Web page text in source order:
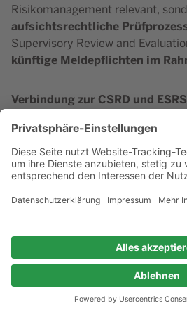
Risikomanagement relevant,
aufsichtsrechtliche
Supervisory Review and
künftige Meldepflichten im
Verbindung zur CSRD und ESRS
Die EBA hebt hervor, dass ihre
kohärent mit der CSRD und
wurden. Insbesondere gilt:
sustainability disclosures
ESRS.“
(EBA/GL/2025/01, S. 21)